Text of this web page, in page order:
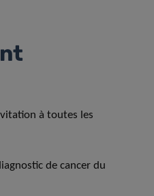
à toutes les
de cancer du